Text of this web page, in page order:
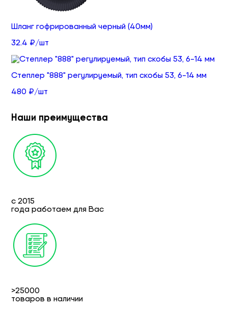
Шланг гофрированный черный (40мм)
32.4 ₽/шт
Степлер "888" регулируемый, тип скобы 53, 6-14 мм
480 ₽/шт
Наши преимущества
с 2015
года работаем для Вас
>25000
товаров в наличии